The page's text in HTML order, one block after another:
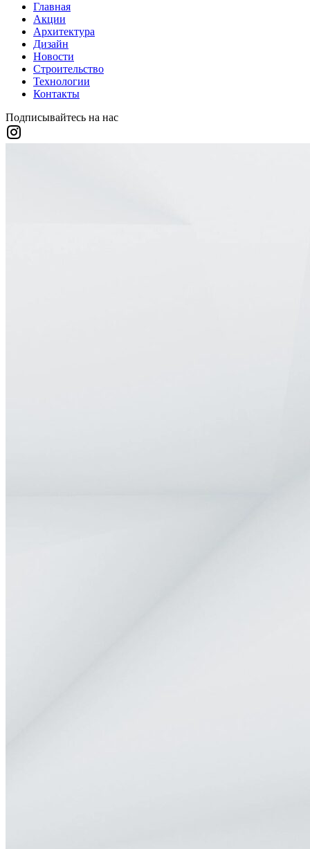
Главная
Акции
Архитектура
Дизайн
Новости
Строительство
Технологии
Контакты
Подписывайтесь на нас